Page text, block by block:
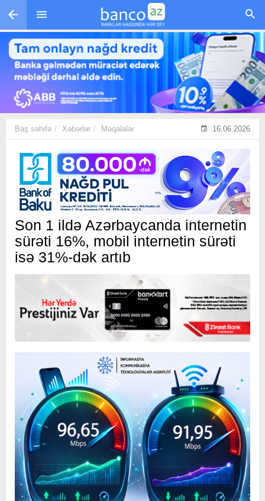
Skip to main content
Baş səhifə Xəbərlər Məqalələr 16.06.2026
Son 1 ildə Azərbaycanda internetin
sürəti 16%, mobil internetin sürəti
isə 31%-dək artıb